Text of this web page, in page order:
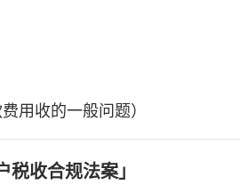
用收的一般问题）
税收合规法案」